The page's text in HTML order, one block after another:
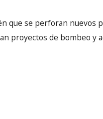
que se perforan nuevos
proyectos de bombeo y